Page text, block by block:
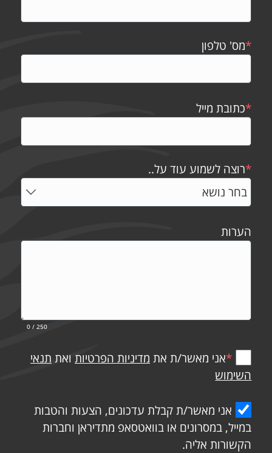
*מס' טלפון
*כתובת מייל
*רוצה לשמוע עוד על..
הערות
0 / 250
*אני מאשר/ת את מדיניות הפרטיות ואת תנאי
השימוש
אני מאשר/ת קבלת עדכונים, הצעות והטבות
במייל, במסרונים או בוואטסאפ מתדיראן וחברות
הקשורות אליה.